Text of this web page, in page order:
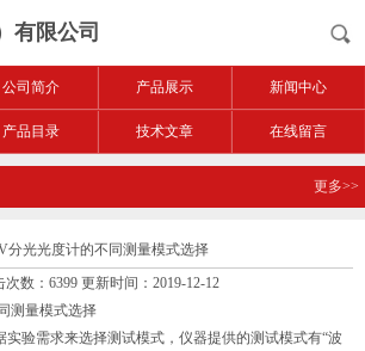
有限公司
公司简介 产品展示 新闻中心
产品目录 技术文章 在线留言
更多>>
分光光度计的不同测量模式选择
次数：6399 更新时间：2019-12-12
测量模式选择
需求来选择测试模式，仪器提供的测试模式有“波